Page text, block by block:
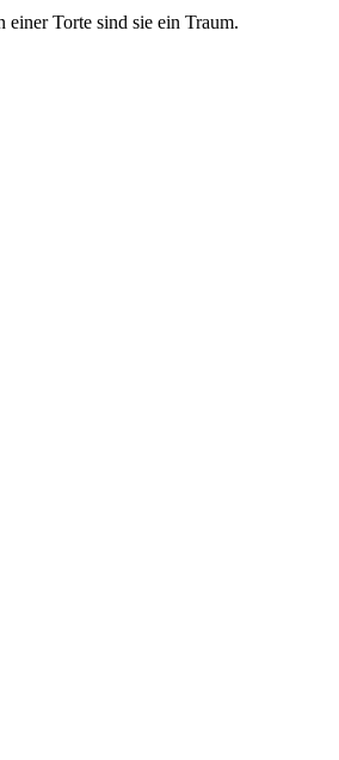
Torte sind sie ein Traum.